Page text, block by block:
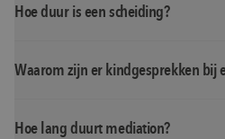
Hoe duur is een scheiding?
Waarom zijn er kindgesprekken bij
Hoe lang duurt mediation?